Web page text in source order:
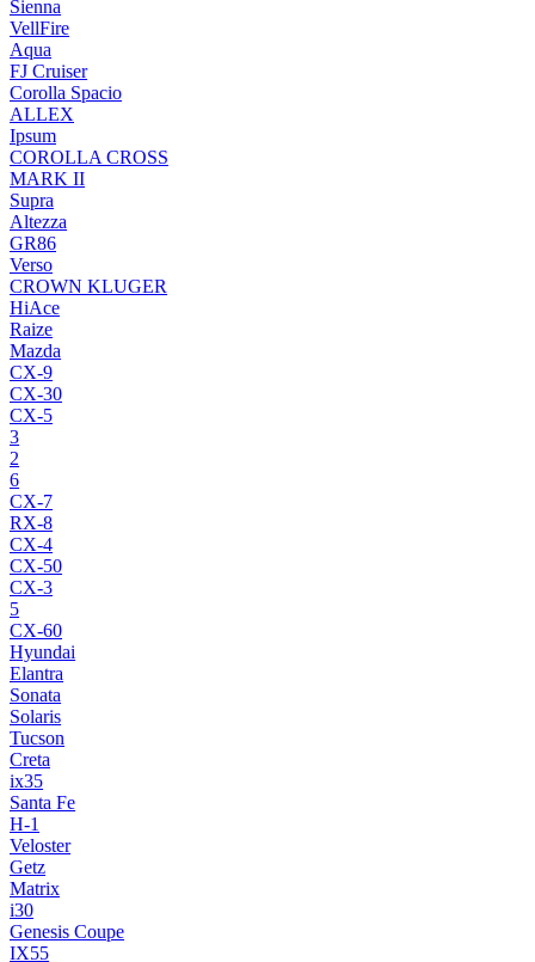
Sienna
VellFire
Aqua
FJ Cruiser
Corolla Spacio
ALLEX
Ipsum
COROLLA CROSS
MARK II
Supra
Altezza
GR86
Verso
CROWN KLUGER
HiAce
Raize
Mazda
CX-9
CX-30
CX-5
3
2
6
CX-7
RX-8
CX-4
CX-50
CX-3
5
CX-60
Hyundai
Elantra
Sonata
Solaris
Tucson
Creta
ix35
Santa Fe
H-1
Veloster
Getz
Matrix
i30
Genesis Coupe
IX55